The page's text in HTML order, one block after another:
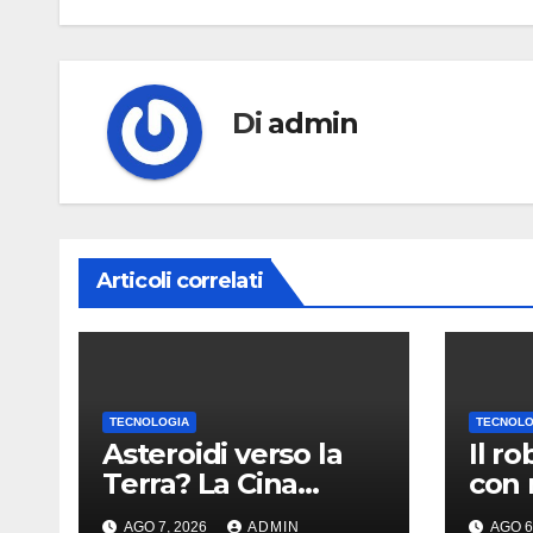
Di admin
Articoli correlati
TECNOLOGIA
Asteroidi verso la
Terra? La Cina
punta sul nucleare
AGO 7, 2026 ADMIN
Il
con
AGO